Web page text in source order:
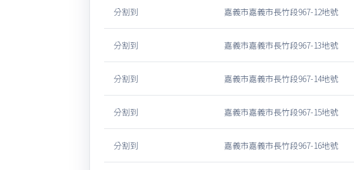
分割到 嘉義市嘉義市長竹段967-12地號
分割到 嘉義市嘉義市長竹段967-13地號
分割到 嘉義市嘉義市長竹段967-14地號
分割到 嘉義市嘉義市長竹段967-15地號
分割到 嘉義市嘉義市長竹段967-16地號